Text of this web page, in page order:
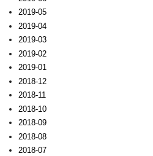
2019-05
2019-04
2019-03
2019-02
2019-01
2018-12
2018-11
2018-10
2018-09
2018-08
2018-07